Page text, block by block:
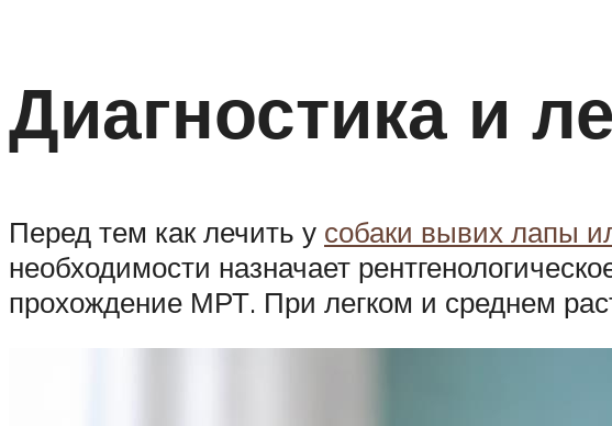
Диагностика и
Перед тем как лечить у собаки вывих лапы
необходимости назначает
прохождение МРТ. При легком и среднем